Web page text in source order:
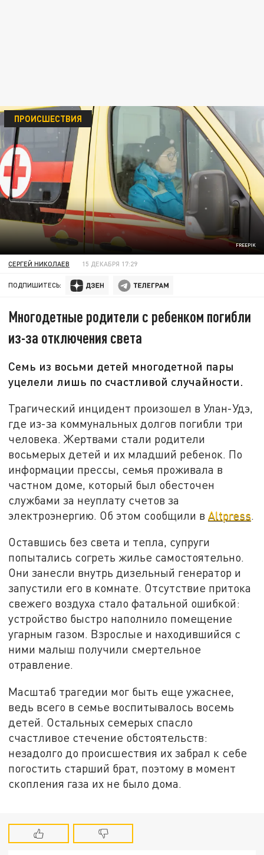
FREEPIK
ПРОИСШЕСТВИЯ
СЕРГЕЙ НИКОЛАЕВ 15 ДЕКАБРЯ 17:29
ПОДПИШИТЕСЬ:
Многодетные родители с ребенком погибли
из-за отключения света
Семь из восьми детей многодетной пары
уцелели лишь по счастливой случайности.
Трагический инцидент произошел в Улан-Удэ,
где из-за коммунальных долгов погибли три
человека. Жертвами стали родители
восьмерых детей и их младший ребенок. По
информации прессы, семья проживала в
частном доме, который был обесточен
службами за неуплату счетов за
электроэнергию. Об этом сообщили вAltpress.
Оставшись без света и тепла, супруги
попытались согреть жилье самостоятельно.
Они занесли внутрь дизельный генератор и
запустили его в комнате. Отсутствие притока
свежего воздуха стало фатальной ошибкой:
устройство быстро наполнило помещение
угарным газом. Взрослые и находившийся с
ними малыш получили смертельное
отравление.
Масштаб трагедии мог быть еще ужаснее,
ведь всего в семье воспитывалось восемь
детей. Остальных семерых спасло
счастливое стечение обстоятельств:
незадолго до происшествия их забрал к себе
погостить старший брат, поэтому в момент
скопления газа их не было дома.